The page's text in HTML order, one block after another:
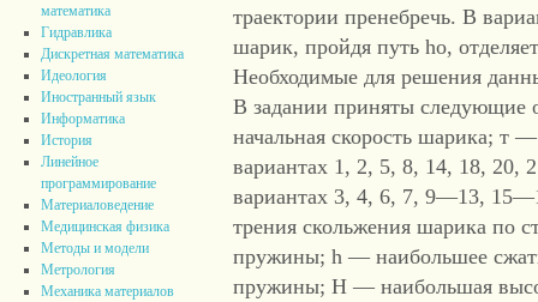
математика
Гидравлика
Дискретная математика
Идеология
Иностранный язык
Информатика
История
Линейное
программирование
Материаловедение
Медицинская физика
Методы и модели
Метрология
Механика материалов
траектории пренебречь. В
шарик, пройдя путь ho,
Необходимые для решения
В задании приняты
начальная скорость шарика; т
вариантах 1, 2, 5, 8, 14, 18, 20,
вариантах 3, 4, 6, 7, 9—13,
трения скольжения шарика по
пружины; h — наибольшее
пружины; Н — наибольшая